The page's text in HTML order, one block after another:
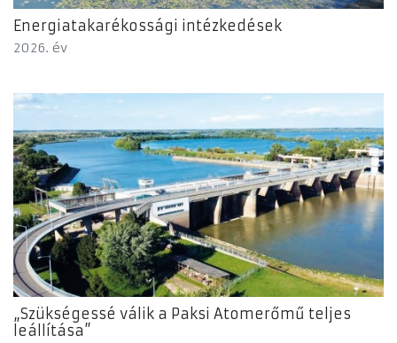
Energiatakarékossági intézkedések
2026. év
„Szükségessé válik a Paksi Atomerőmű teljes
leállítása”